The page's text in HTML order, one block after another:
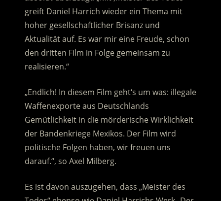
greift Daniel Harrich wieder ein Thema mit
hoher gesellschaftlicher Brisanz und
Aktualität auf. Es war mir eine Freude, schon
den dritten Film in Folge gemeinsam zu
realisieren.“
„Endlich! In diesem Film geht‘s um was: illegale
Waffenexporte aus Deutschlands
Gemütlichkeit in die mörderische Wirklichkeit
der Bandenkriege Mexikos. Der Film wird
politische Folgen haben, wir freuen uns
darauf.“, so Axel Milberg.
Es ist davon auszugehen, dass „Meister des